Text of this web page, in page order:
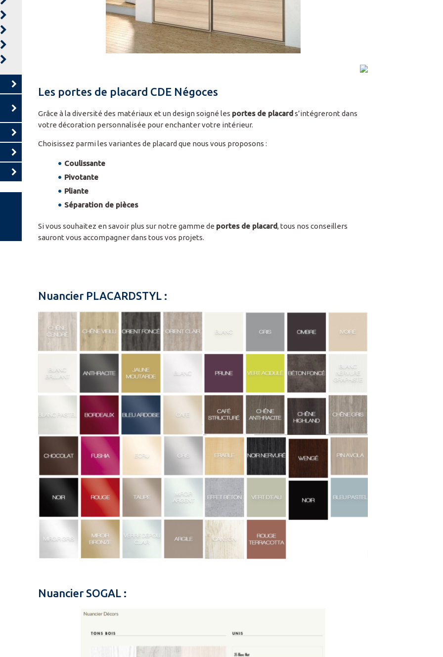
Les portes de placard CDE Négoces
Grâce à la diversité des matériaux et un design soigné les portes de placard s’intégreront dans
votre décoration personnalisée pour enchanter votre intérieur.
Choisissez parmi les variantes de placard que nous vous proposons :
Coulissante
Pivotante
Pliante
Séparation de pièces
Si vous souhaitez en savoir plus sur notre gamme de portes de placard, tous nos conseillers
sauront vous accompagner dans tous vos projets.
Nuancier PLACARDSTYL :
Nuancier SOGAL :